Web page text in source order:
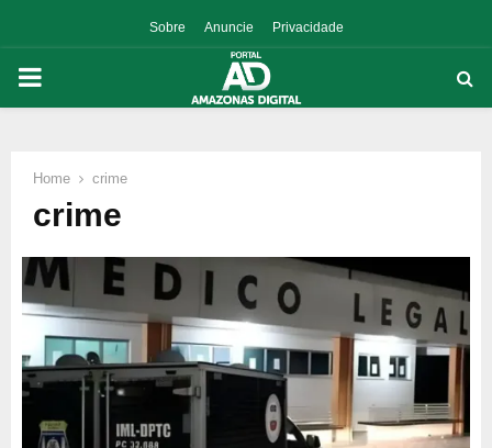
Sobre Anuncie Privacidade
PRIMARY
Home crime
crime